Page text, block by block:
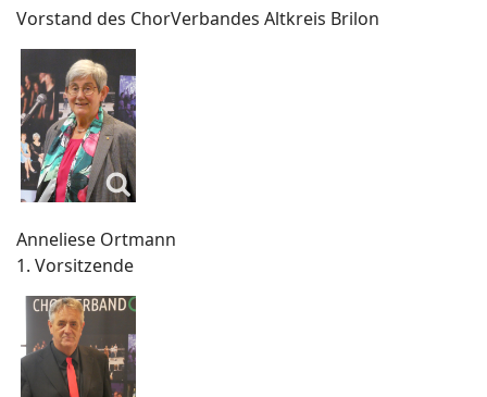
Vorstand des ChorVerbandes Altkreis Brilon
Anneliese Ortmann
1. Vorsitzende